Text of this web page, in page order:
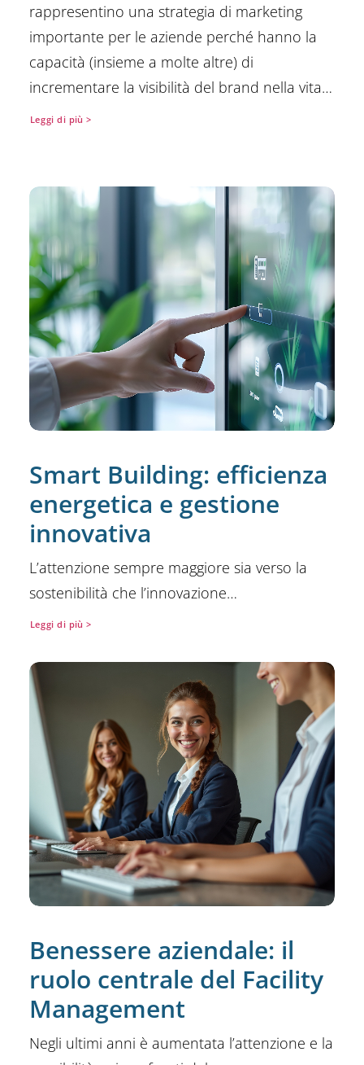
rappresentino una strategia di marketing
importante per le aziende perché hanno la
capacità (insieme a molte altre) di
incrementare la visibilità del brand nella vita…
Leggi di più >
Smart Building: efficienza
energetica e gestione
innovativa
L’attenzione sempre maggiore sia verso la
sostenibilità che l’innovazione…
Leggi di più >
Benessere aziendale: il
ruolo centrale del Facility
Management
Negli ultimi anni è aumentata l’attenzione e la